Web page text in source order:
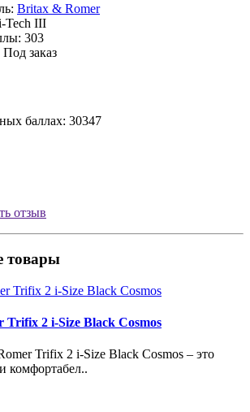
Britax & Romer
Tech III
303
заказ
баллах: 30347
отзыв
товары
Trifix 2 i-Size Black Cosmos
Trifix 2 i-Size Black Cosmos – это
комфортабел..